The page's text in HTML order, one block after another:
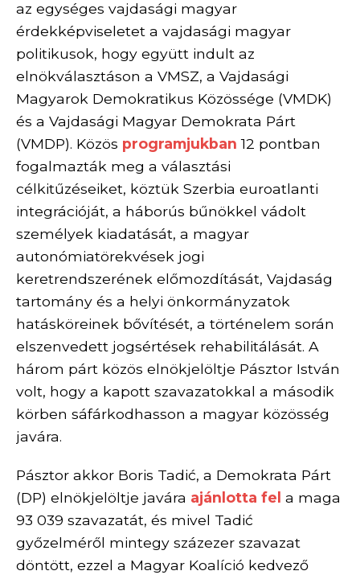
az egységes vajdasági magyar
érdekképviseletet a vajdasági magyar
politikusok, hogy együtt indult az
elnökválasztáson a VMSZ, a Vajdasági
Magyarok Demokratikus Közössége (VMDK)
és a Vajdasági Magyar Demokrata Párt
(VMDP). Közös programjukban 12 pontban
fogalmazták meg a választási
célkitűzéseiket, köztük Szerbia euroatlanti
integrációját, a háborús bűnökkel vádolt
személyek kiadatását, a magyar
autonómiatörekvések jogi
keretrendszerének előmozdítását, Vajdaság
tartomány és a helyi önkormányzatok
hatásköreinek bővítését, a történelem során
elszenvedett jogsértések rehabilitálását. A
három párt közös elnökjelöltje Pásztor István
volt, hogy a kapott szavazatokkal a második
körben sáfárkodhasson a magyar közösség
javára.
Pásztor akkor Boris Tadić, a Demokrata Párt
(DP) elnökjelöltje javára ajánlotta fel a maga
93 039 szavazatát, és mivel Tadić
győzelméről mintegy százezer szavazat
döntött, ezzel a Magyar Koalíció kedvező